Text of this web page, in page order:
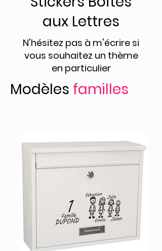
aux Lettres
N'hésitez pas à m'écrire si
vous souhaitez un thème
en particulier
Modèles familles